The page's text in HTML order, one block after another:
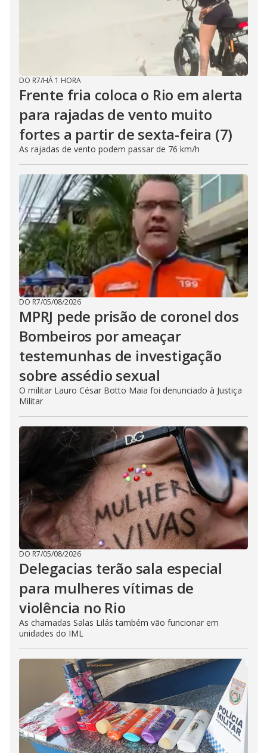
DO R7/HÁ 1 HORA
Frente fria coloca o Rio em alerta
para rajadas de vento muito
fortes a partir de sexta-feira (7)
As rajadas de vento podem passar de 76 km/h
DO R7/05/08/2026
MPRJ pede prisão de coronel dos
Bombeiros por ameaçar
testemunhas de investigação
sobre assédio sexual
O militar Lauro César Botto Maia foi denunciado à Justiça
Militar
DO R7/05/08/2026
Delegacias terão sala especial
para mulheres vítimas de
violência no Rio
As chamadas Salas Lilás também vão funcionar em
unidades do IML